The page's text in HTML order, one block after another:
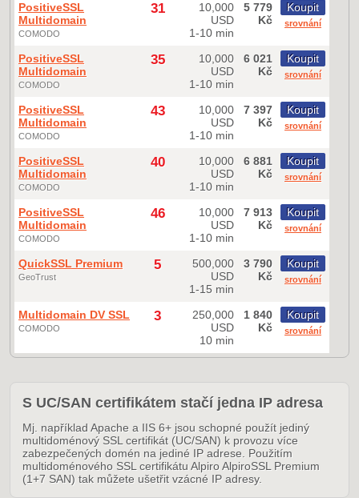
PositiveSSL
Multidomain
COMODO
31
10,000
USD
1-10 min
5 779
Kč
Koupit
srovnání
PositiveSSL
Multidomain
COMODO
35
10,000
USD
1-10 min
6 021
Kč
Koupit
srovnání
PositiveSSL
Multidomain
COMODO
43
10,000
USD
1-10 min
7 397
Kč
Koupit
srovnání
PositiveSSL
Multidomain
COMODO
40
10,000
USD
1-10 min
6 881
Kč
Koupit
srovnání
PositiveSSL
Multidomain
COMODO
46
10,000
USD
1-10 min
7 913
Kč
Koupit
srovnání
QuickSSL Premium
GeoTrust
5
500,000
USD
1-15 min
3 790
Kč
Koupit
srovnání
Multidomain DV SSL
COMODO
3
250,000
USD
10 min
1 840
Kč
Koupit
srovnání
S UC/SAN certifikátem stačí jedna IP adresa
Mj. například Apache a IIS 6+ jsou schopné použít jediný
multidoménový SSL certifikát (UC/SAN) k provozu více
zabezpečených domén na jediné IP adrese. Použitím
multidoménového SSL certifikátu Alpiro AlpiroSSL Premium
(1+7 SAN) tak můžete ušetřit vzácné IP adresy.